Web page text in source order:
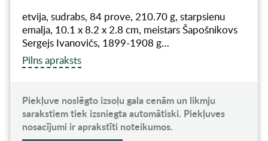
etvija, sudrabs, 84 prove, 210.70 g, starpsienu
emalja, 10.1 x 8.2 x 2.8 cm, meistars Šapošnikovs
Sergejs Ivanovičs, 1899-1908 g…
Pilns apraksts
Piekļuve noslēgto izsoļu gala cenām un likmju
sarakstiem tiek izsniegta automātiski. Piekļuves
nosacījumi ir aprakstīti noteikumos.